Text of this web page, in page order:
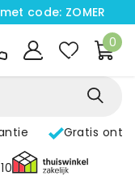
code: ZOMER
0
Gratis